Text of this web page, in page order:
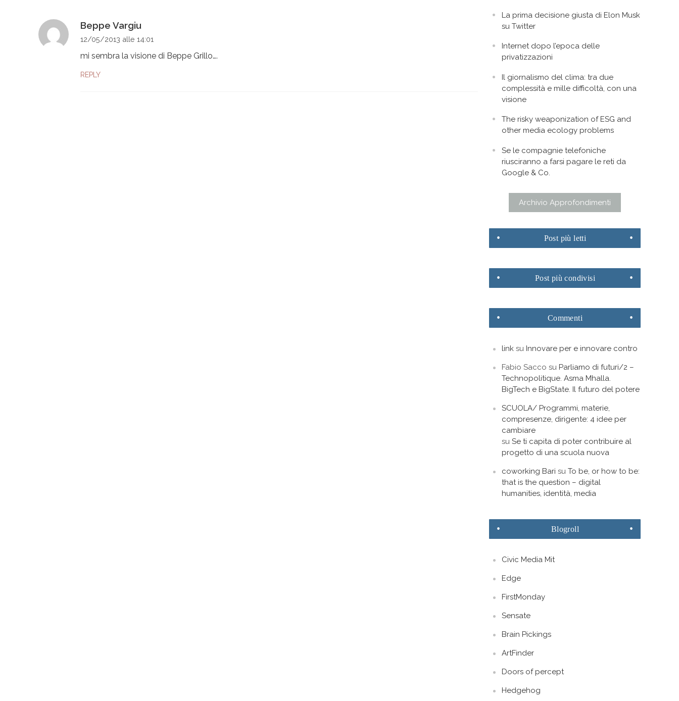
Beppe Vargiu
12/05/2013 alle 14:01
mi sembra la visione di Beppe Grillo….
REPLY
La prima decisione giusta di Elon Musk
su Twitter
Internet dopo l’epoca delle
privatizzazioni
Il giornalismo del clima: tra due
complessità e mille difficoltà, con una
visione
The risky weaponization of ESG and
other media ecology problems
Se le compagnie telefoniche
riusciranno a farsi pagare le reti da
Google & Co.
Archivio Approfondimenti
Post più letti
Post più condivisi
Commenti
link su Innovare per e innovare contro
Fabio Sacco su Parliamo di futuri/2 –
Technopolitique. Asma Mhalla.
BigTech e BigState. Il futuro del potere
SCUOLA/ Programmi, materie,
compresenze, dirigente: 4 idee per
cambiare
suSe ti capita di poter contribuire al
progetto di una scuola nuova
coworking Bari suTo be, or how to be:
that is the question – digital
humanities, identità, media
Blogroll
Civic Media Mit
Edge
FirstMonday
Sensate
Brain Pickings
ArtFinder
Doors of percept
Hedgehog